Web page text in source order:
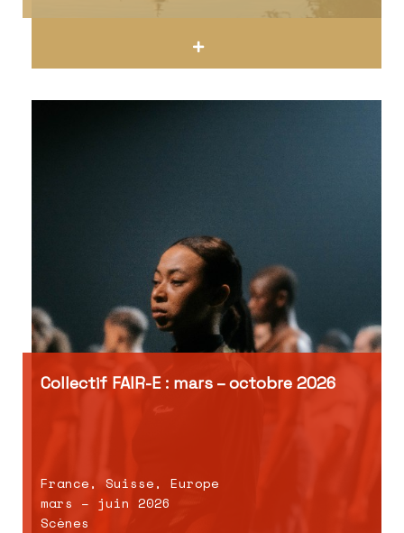
Collectif FAIR-E : mars – octobre 2026
France, Suisse, Europe
mars – juin 2026
Scènes